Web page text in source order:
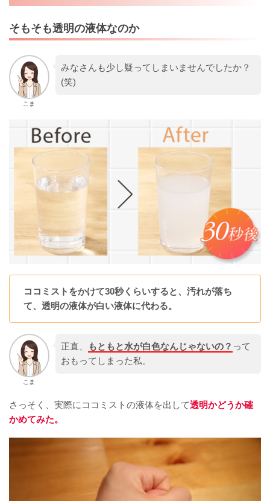
そもそも透明の液体なのか
こま
みなさんも少し疑ってしまいませんでしたか？
(笑)
ココミストをかけて30秒くらいすると、汚れが落ち
て、透明の液体が白い液体に代わる。
こま
正直、 もともと水が白色なんじゃないの？ って
おもってしまった私。
さっそく、実際にココミストの液体を出して透明かどうか確
かめてみた。